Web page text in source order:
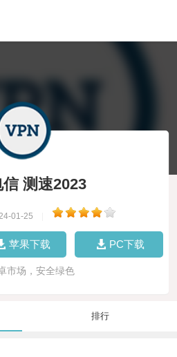
测速2023
01-25
苹果下载 PC下载
市场，安全绿色
排行